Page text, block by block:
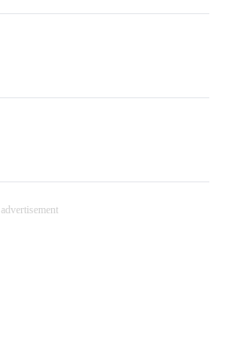
advertisement